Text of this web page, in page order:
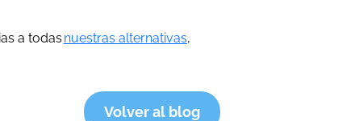
a todas nuestras alternativas,
Volver al blog